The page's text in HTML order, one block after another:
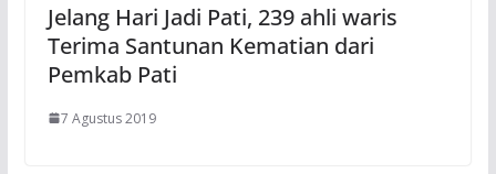
Jelang Hari Jadi Pati, 239 ahli waris
Terima Santunan Kematian dari
Pemkab Pati
7 Agustus 2019